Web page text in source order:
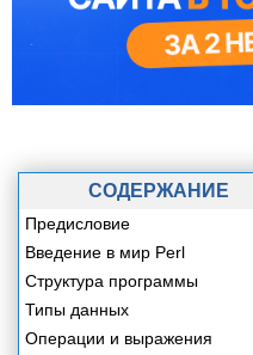
СОДЕРЖАНИЕ
Предисловие
Введение в мир Perl
Структура программы
Типы данных
Операции и выражения